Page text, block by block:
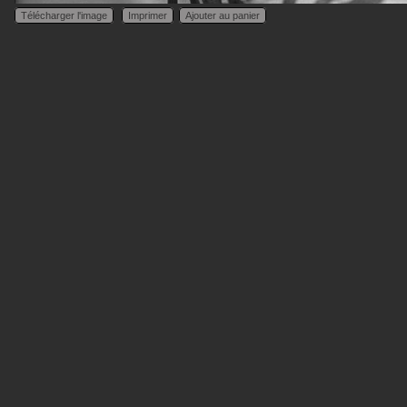
Télécharger l'image Imprimer Ajouter au panier